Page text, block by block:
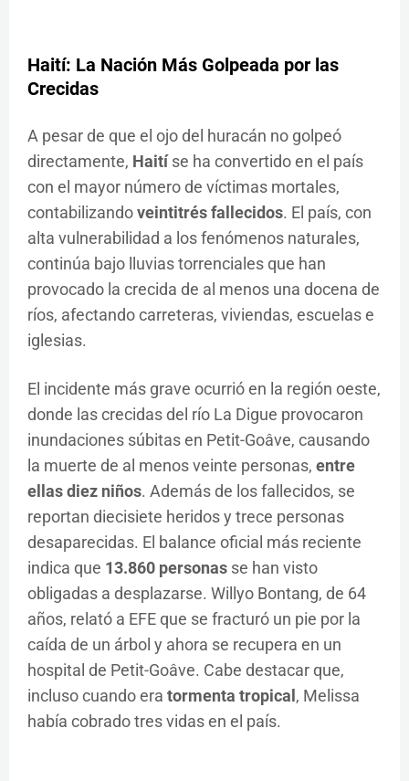
Haití: La Nación Más Golpeada por las
Crecidas
A pesar de que el ojo del huracán no golpeó
directamente, Haitíse ha convertido en el país
con el mayor número de víctimas mortales,
contabilizandoveintitrés fallecidos. El país, con
alta vulnerabilidad a los fenómenos naturales,
continúa bajo lluvias torrenciales que han
provocado la crecida de al menos una docena de
ríos, afectando carreteras, viviendas, escuelas e
iglesias.
El incidente más grave ocurrió en la región oeste,
donde las crecidas del río La Digue provocaron
inundaciones súbitas en Petit-Goâve, causando
la muerte de al menos veinte personas, entre
ellas diez niños. Además de los fallecidos, se
reportan diecisiete heridos y trece personas
desaparecidas. El balance oficial más reciente
indica que 13.860 personas se han visto
obligadas a desplazarse. Willyo Bontang, de 64
años, relató a EFE que se fracturó un pie por la
caída de un árbol y ahora se recupera en un
hospital de Petit-Goâve. Cabe destacar que,
incluso cuando era tormenta tropical , Melissa
había cobrado tres vidas en el país.